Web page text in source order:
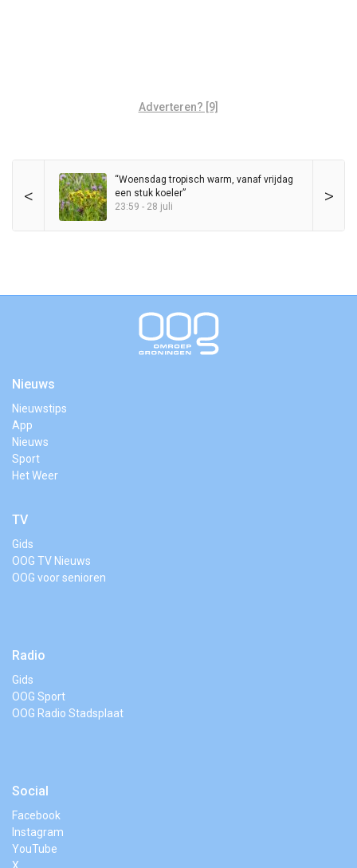
Adverteren? [9]
< >
“Woensdag tropisch warm, vanaf vrijdag
een stuk koeler”
23:59 - 28 juli
Nieuws
Nieuwstips
App
Nieuws
Sport
Het Weer
TV
Gids
OOG TV Nieuws
OOG voor senioren
Radio
Gids
OOG Sport
OOG Radio Stadsplaat
Social
Facebook
Instagram
YouTube
X